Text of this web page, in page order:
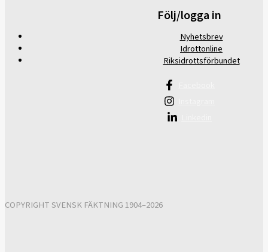
Följ/logga in
Nyhetsbrev
Idrottonline
Riksidrottsförbundet
COPYRIGHT SVENSK FÄKTNING 1904–2026